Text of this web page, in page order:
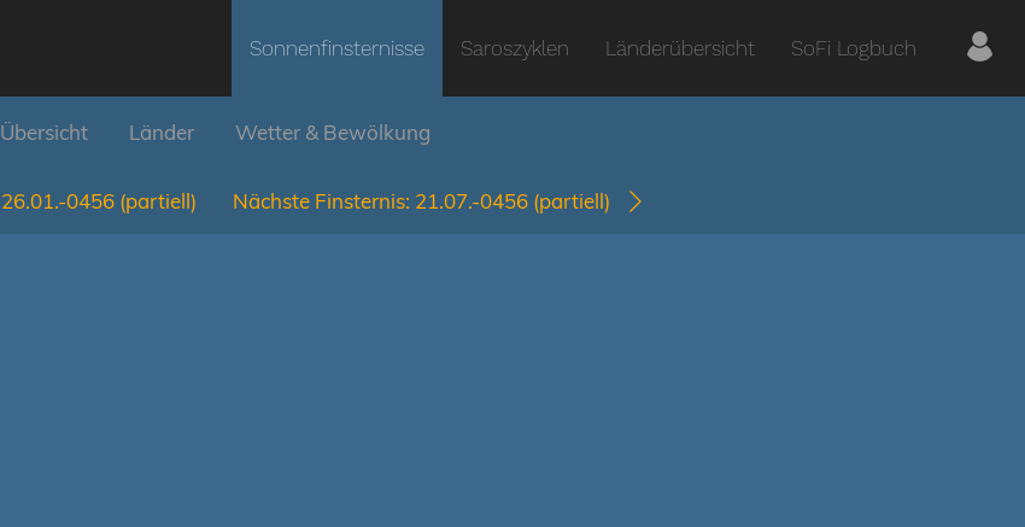
Sonnenfinsternisse Saroszyklen Länderübersicht SoFi Logbuch
Übersicht Länder Wetter & Bewölkung
26.01.-0456 (partiell) Nächste Finsternis: 21.07.-0456 (partiell)